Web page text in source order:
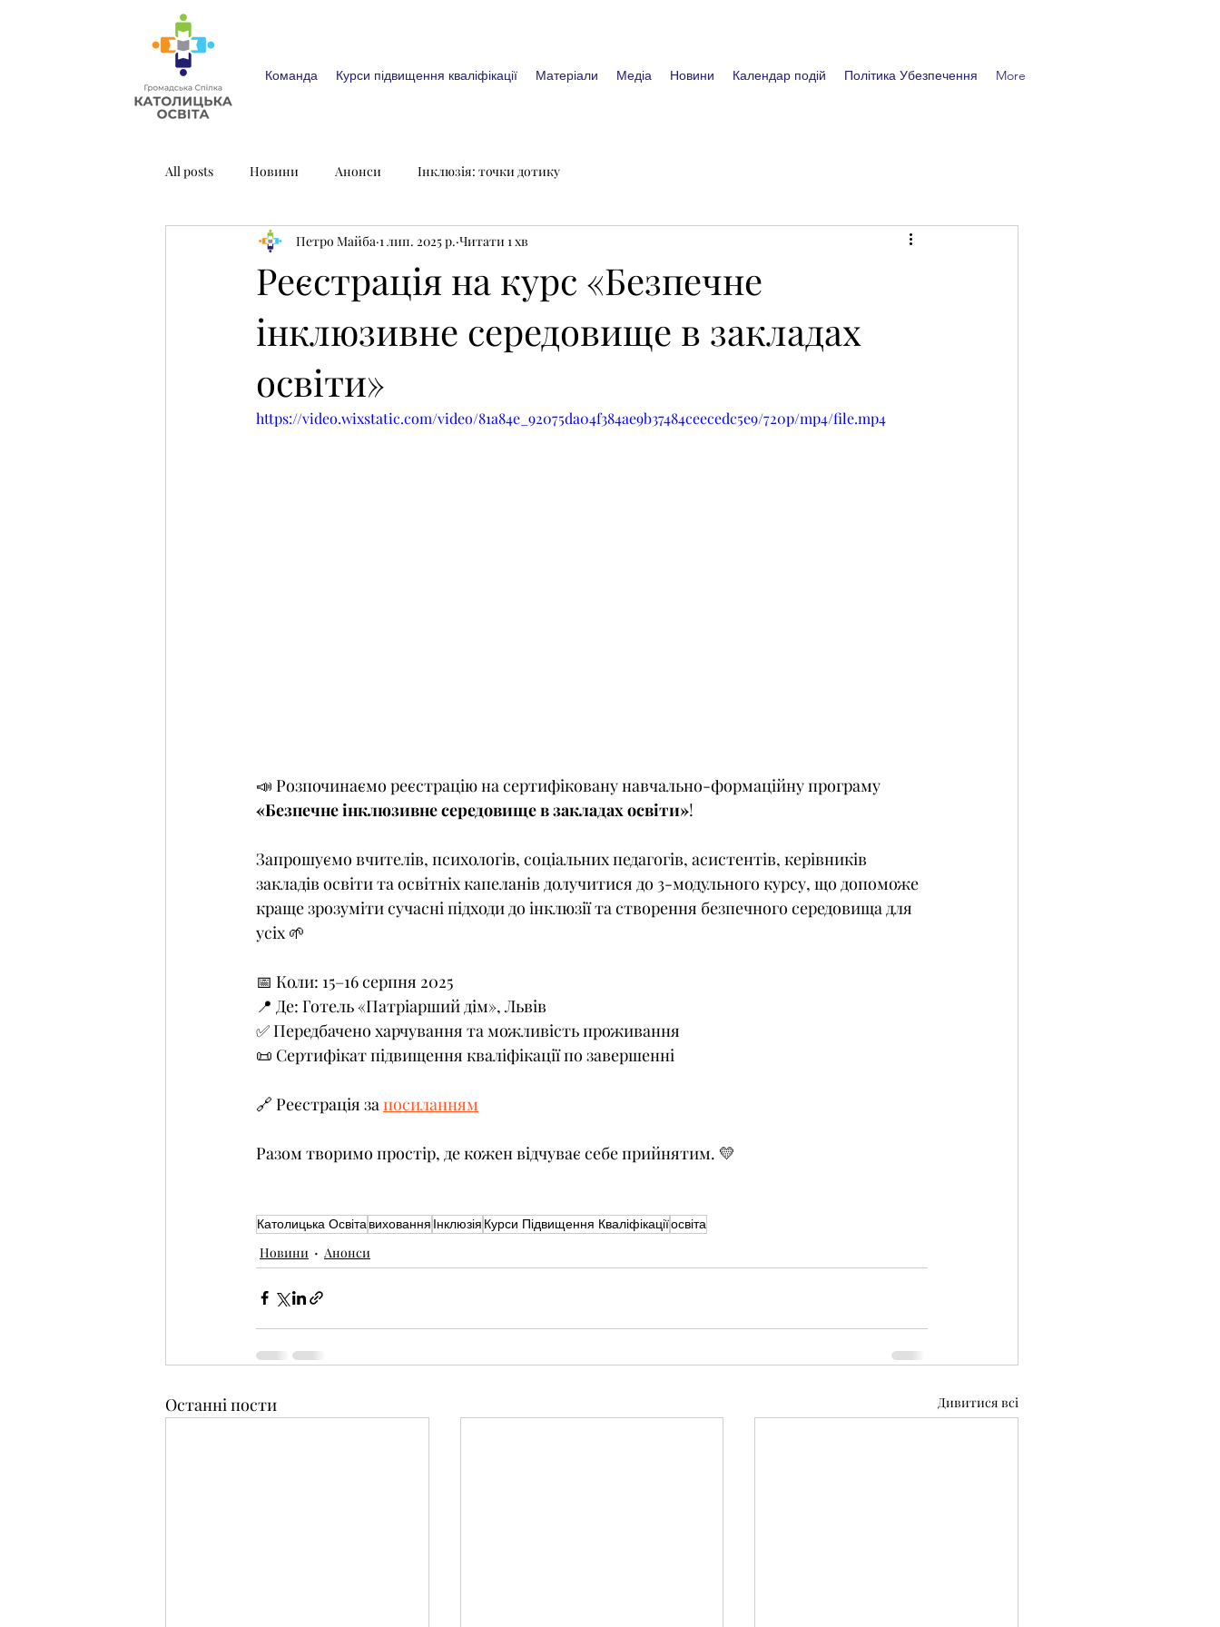
Команда Курси підвищення кваліфікації Матеріали Медіа Новини Календар подій Політика Убезпечення More
All posts Новини Анонси Інклюзія: точки дотику
Реєстрація на курс «Безпечне
інклюзивне середовище в закладах
освіти»
Петро Майба 1 лип. 2025 р. Читати 1 хв
https://video.wixstatic.com/video/81a84e_92075da04f384ae9b37484ceecedc5e9/720p/mp4/file.mp4
📣 Розпочинаємо реєстрацію на сертифіковану навчально-формаційну програму
«Безпечне інклюзивне середовище в закладах освіти»!
Запрошуємо вчителів, психологів, соціальних педагогів, асистентів, керівників
закладів освіти та освітніх капеланів долучитися до 3-модульного курсу, що допоможе
краще зрозуміти сучасні підходи до інклюзії та створення безпечного середовища для
усіх 🌱
📅 Коли: 15–16 серпня 2025
📍 Де: Готель «Патріарший дім», Львів
✅ Передбачено харчування та можливість проживання
📜 Сертифікат підвищення кваліфікації по завершенні
🔗 Реєстрація за посиланням
Разом творимо простір, де кожен відчуває себе прийнятим. 💛
Католицька Освітавиховання Інклюзія Курси Підвищення Кваліфікаціїосвіта
Новини Анонси
Останні пости Дивитися всі